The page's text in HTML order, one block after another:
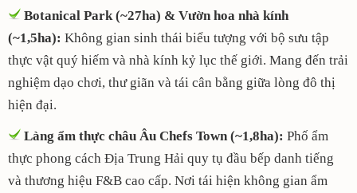
Botanical Park (~27ha) & Vườn hoa nhà kính
(~1,5ha): Không gian sinh thái biểu tượng với bộ sưu tập
thực vật quý hiếm và nhà kính kỷ lục thế giới. Mang đến trải
nghiệm dạo chơi, thư giãn và tái cân bằng giữa lòng đô thị
hiện đại.
Làng ẩm thực châu Âu Chefs Town (~1,8ha): Phố ẩm
thực phong cách Địa Trung Hải quy tụ đầu bếp danh tiếng
và thương hiệu F&B cao cấp. Nơi tái hiện không gian ẩm